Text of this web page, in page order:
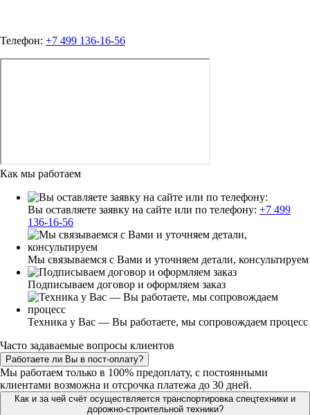
Телефон: +7 499 136-16-56
Как мы работаем
Вы оставляете заявку на сайте или по телефону: +7 499
136-16-56
Мы связываемся с Вами и уточняем детали, консультируем
Подписываем договор и оформляем заказ
Техника у Вас — Вы работаете, мы сопровождаем процесс
Часто задаваемые вопросы клиентов
Работаете ли Вы в пост-оплату?
Мы работаем только в 100% предоплату, с постоянными
клиентами возможна и отсрочка платежа до 30 дней.
Как и за чей счёт осуществляется транспортировка спецтехники и
дорожно-строительной техники?